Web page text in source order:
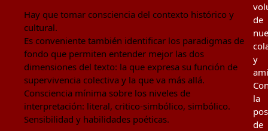
Hay que tomar consciencia del contexto histórico y
cultural.
Es conveniente también identificar los paradigmas de
fondo que permiten entender mejor las dos
dimensiones del texto: la que expresa su función de
supervivencia colectiva y la que va más allá.
Consciencia mínima sobre los niveles de
interpretación: literal, critico-simbólico, simbólico.
Sensibilidad y habilidades poéticas.
de
y
la
de